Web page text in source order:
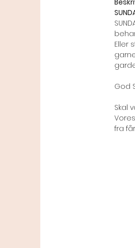
Eller
God
Skal
fra